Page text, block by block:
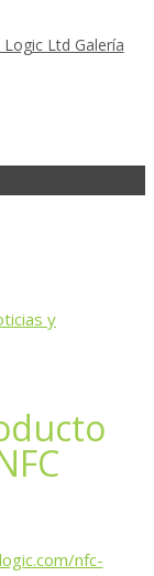
Ltd Galería
y
nfc-